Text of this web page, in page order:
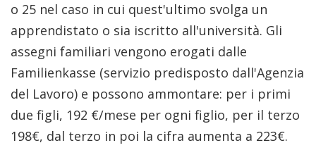
o 25 nel caso in cui quest'ultimo svolga un
apprendistato o sia iscritto all'università. Gli
assegni familiari vengono erogati dalle
Familienkasse (servizio predisposto dall'Agenzia
del Lavoro) e possono ammontare: per i primi
due figli, 192 €/mese per ogni figlio, per il terzo
198€, dal terzo in poi la cifra aumenta a 223€.